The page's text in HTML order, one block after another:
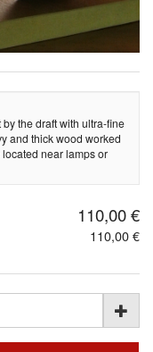
the draft with ultra-fine
and thick wood worked
near lamps or
110,00 €
110,00 €